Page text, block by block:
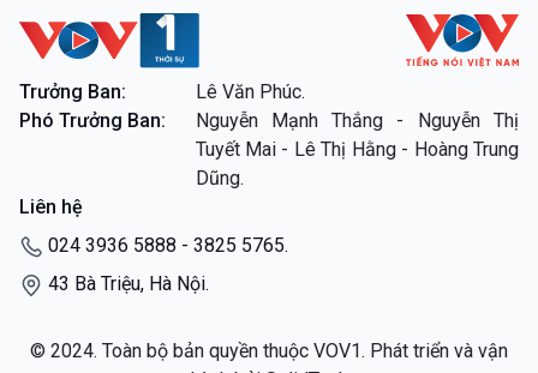
VOV1 đặc biệt
Thanh âm ký sự
Chân dung cuộc sống
Các chương trình đặc biệt
Trưởng Ban:
Lê Văn Phúc.
Phó Trưởng Ban:
Nguyễn Mạnh Thắng - Nguyễn Thị
Tuyết Mai - Lê Thị Hằng - Hoàng Trung
Dũng.
Liên hệ
024 3936 5888 - 3825 5765.
43 Bà Triệu, Hà Nội.
© 2024. Toàn bộ bản quyền thuộc VOV1. Phát triển và vận